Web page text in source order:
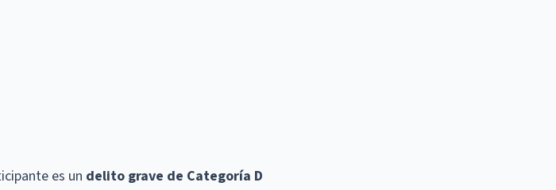
es un delito grave de Categoría D